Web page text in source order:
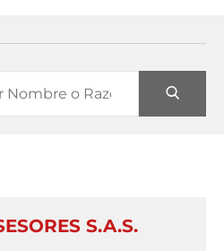
S.A.S.